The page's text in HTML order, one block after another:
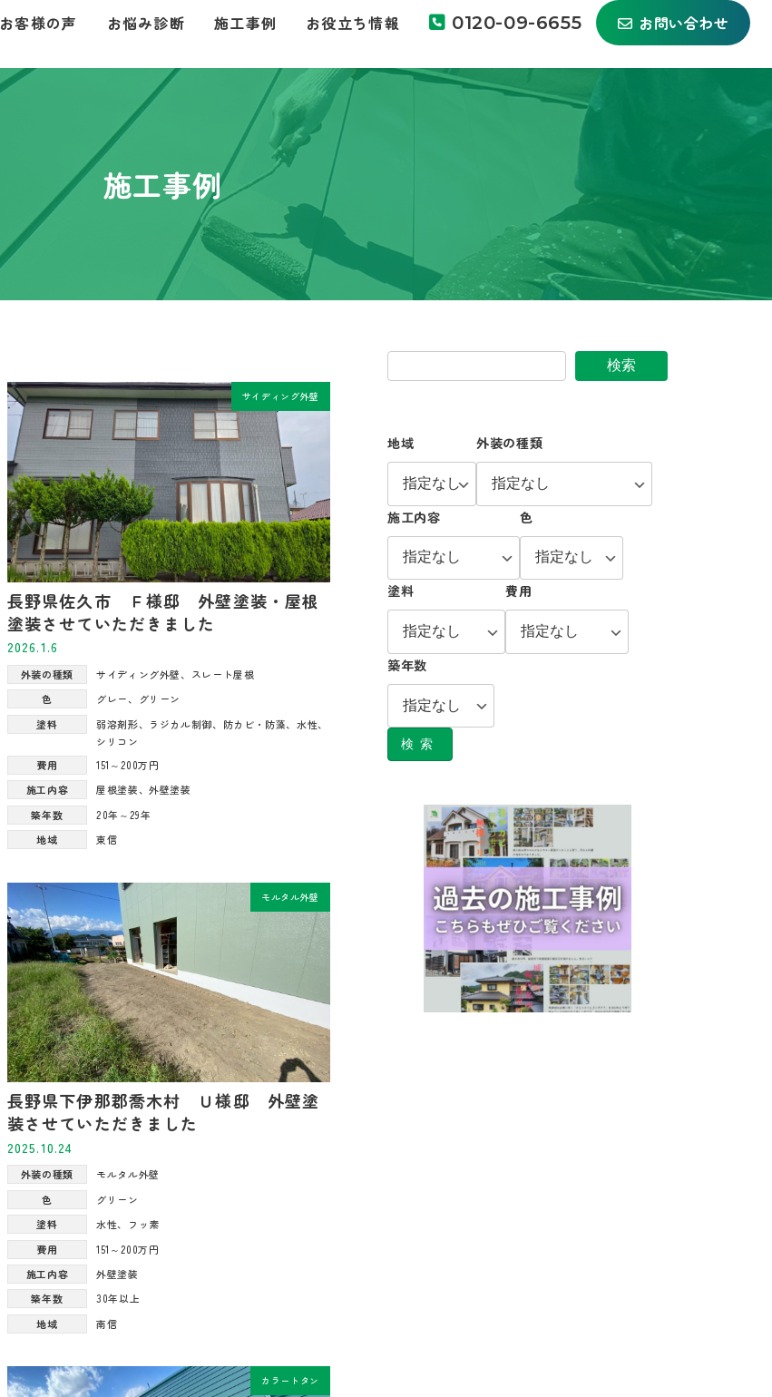
お客様の声 お悩み診断 施工事例 お役立ち情報 0120-09-6655 お問い合わせ
施工事例
サイディング外壁
長野県佐久市 Ｆ様邸 外壁塗装・屋根
塗装させていただきました
2026.1.6
外装の種類 サイディング外壁、 スレート屋根
色
グレー、
グリーン
塗料
弱溶剤形、 ラジカル制御、 防カビ・防藻、水性、
シリコン
費用
151～200万円
施工内容
屋根塗装、外壁塗装
築年数
20年～29年
地域
東信
モルタル外壁
長野県下伊那郡喬木村 Ｕ様邸 外壁塗
装させていただきました
2025.10.24
外装の種類
モルタル外壁
色
グリーン
塗料
水性、
フッ素
費用
151～200万円
施工内容
外壁塗装
築年数
30年以上
地域
南信
カラートタン
検索
地域 外装の種類
施工内容 色
塗料 費用
築年数
検索